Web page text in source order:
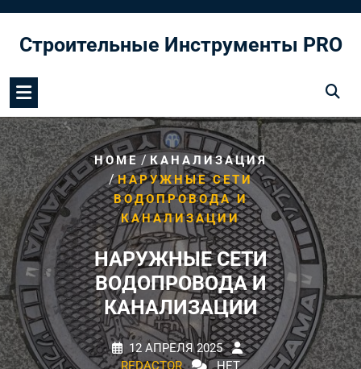
содержимому
Строительные Инструменты PRO
HOME/ КАНАЛИЗАЦИЯ
/НАРУЖНЫЕ СЕТИ
ВОДОПРОВОДА И
КАНАЛИЗАЦИИ
НАРУЖНЫЕ СЕТИ
ВОДОПРОВОДА И
КАНАЛИЗАЦИИ
12 АПРЕЛЯ 2025
REDACTOR
НЕТ